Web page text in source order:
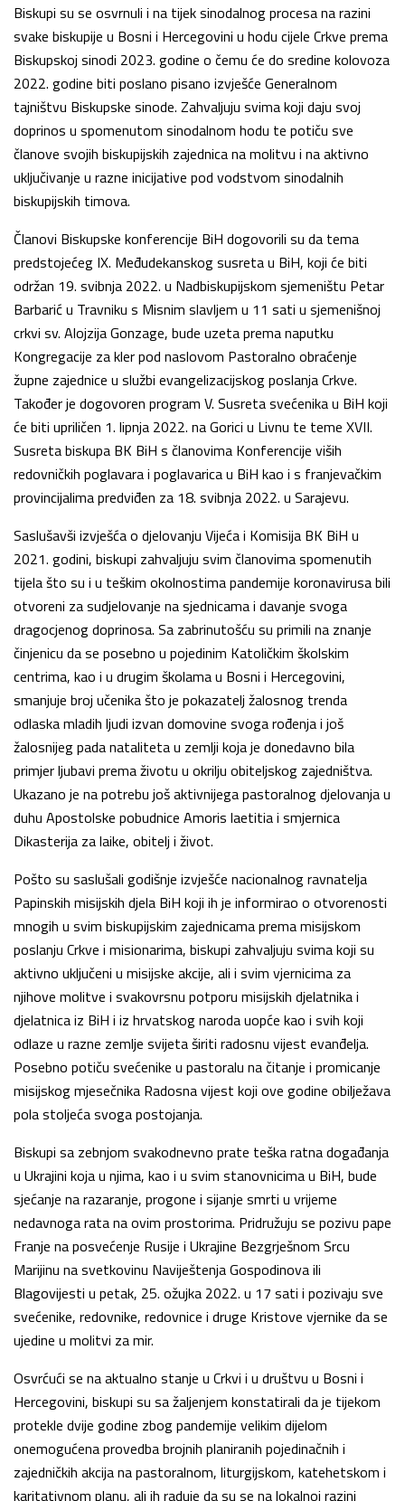
Biskupi su se osvrnuli i na tijek sinodalnog procesa na razini
svake biskupije u Bosni i Hercegovini u hodu cijele Crkve prema
Biskupskoj sinodi 2023. godine o čemu će do sredine kolovoza
2022. godine biti poslano pisano izvješće Generalnom
tajništvu Biskupske sinode. Zahvaljuju svima koji daju svoj
doprinos u spomenutom sinodalnom hodu te potiču sve
članove svojih biskupijskih zajednica na molitvu i na aktivno
uključivanje u razne inicijative pod vodstvom sinodalnih
biskupijskih timova.
Članovi Biskupske konferencije BiH dogovorili su da tema
predstojećeg IX. Međudekanskog susreta u BiH, koji će biti
održan 19. svibnja 2022. u Nadbiskupijskom sjemeništu Petar
Barbarić u Travniku s Misnim slavljem u 11 sati u sjemenišnoj
crkvi sv. Alojzija Gonzage, bude uzeta prema naputku
Kongregacije za kler pod naslovom Pastoralno obraćenje
župne zajednice u službi evangelizacijskog poslanja Crkve.
Također je dogovoren program V. Susreta svećenika u BiH koji
će biti upriličen 1. lipnja 2022. na Gorici u Livnu te teme XVII.
Susreta biskupa BK BiH s članovima Konferencije viših
redovničkih poglavara i poglavarica u BiH kao i s franjevačkim
provincijalima predviđen za 18. svibnja 2022. u Sarajevu.
Saslušavši izvješća o djelovanju Vijeća i Komisija BK BiH u
2021. godini, biskupi zahvaljuju svim članovima spomenutih
tijela što su i u teškim okolnostima pandemije koronavirusa bili
otvoreni za sudjelovanje na sjednicama i davanje svoga
dragocjenog doprinosa. Sa zabrinutošću su primili na znanje
činjenicu da se posebno u pojedinim Katoličkim školskim
centrima, kao i u drugim školama u Bosni i Hercegovini,
smanjuje broj učenika što je pokazatelj žalosnog trenda
odlaska mladih ljudi izvan domovine svoga rođenja i još
žalosnijeg pada nataliteta u zemlji koja je donedavno bila
primjer ljubavi prema životu u okrilju obiteljskog zajedništva.
Ukazano je na potrebu još aktivnijega pastoralnog djelovanja u
duhu Apostolske pobudnice Amoris laetitia i smjernica
Dikasterija za laike, obitelj i život.
Pošto su saslušali godišnje izvješće nacionalnog ravnatelja
Papinskih misijskih djela BiH koji ih je informirao o otvorenosti
mnogih u svim biskupijskim zajednicama prema misijskom
poslanju Crkve i misionarima, biskupi zahvaljuju svima koji su
aktivno uključeni u misijske akcije, ali i svim vjernicima za
njihove molitve i svakovrsnu potporu misijskih djelatnika i
djelatnica iz BiH i iz hrvatskog naroda uopće kao i svih koji
odlaze u razne zemlje svijeta širiti radosnu vijest evanđelja.
Posebno potiču svećenike u pastoralu na čitanje i promicanje
misijskog mjesečnika Radosna vijest koji ove godine obilježava
pola stoljeća svoga postojanja.
Biskupi sa zebnjom svakodnevno prate teška ratna događanja
u Ukrajini koja u njima, kao i u svim stanovnicima u BiH, bude
sjećanje na razaranje, progone i sijanje smrti u vrijeme
nedavnoga rata na ovim prostorima. Pridružuju se pozivu pape
Franje na posvećenje Rusije i Ukrajine Bezgrješnom Srcu
Marijinu na svetkovinu Naviještenja Gospodinova ili
Blagovijesti u petak, 25. ožujka 2022. u 17 sati i pozivaju sve
svećenike, redovnike, redovnice i druge Kristove vjernike da se
ujedine u molitvi za mir.
Osvrćući se na aktualno stanje u Crkvi i u društvu u Bosni i
Hercegovini, biskupi su sa žaljenjem konstatirali da je tijekom
protekle dvije godine zbog pandemije velikim dijelom
onemogućena provedba brojnih planiranih pojedinačnih i
zajedničkih akcija na pastoralnom, liturgijskom, katehetskom i
karitativnom planu, ali ih raduje da su se na lokalnoj razini